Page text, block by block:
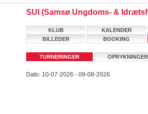
SUI (Samsø Ungdoms- &
KLUB KALENDER
BILLEDER
BOOKING
TURNERINGER OPRYKNINGER
Dato: 10-07-2026 - 09-08-2026